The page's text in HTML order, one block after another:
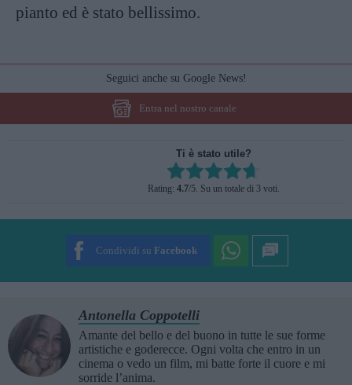
pianto ed è stato bellissimo.
Seguici anche su Google News!
Entra nel nostro canale
Ti è stato utile?
Rate this item:
SUBMIT RATING
Rating: 4.7/5. Su un totale di 3 voti.
Condividi su Facebook
Antonella Coppotelli
Amante del bello e del buono in tutte le sue forme
artistiche e goderecce. Ogni volta che entro in un
cinema o vedo un film, mi batte forte il cuore e mi
sorride l’anima.